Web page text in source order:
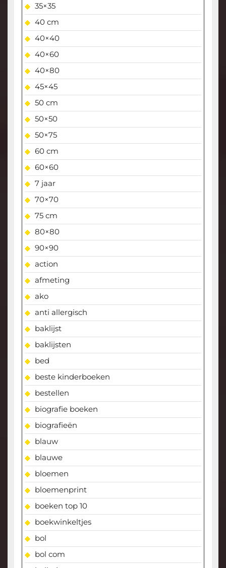
35×35
40 cm
40×40
40×60
40×80
45×45
50 cm
50×50
50×75
60 cm
60×60
7 jaar
70×70
75 cm
80×80
90×90
action
afmeting
ako
anti allergisch
baklijst
baklijsten
bed
beste kinderboeken
bestellen
biografie boeken
biografieën
blauw
blauwe
bloemen
bloemenprint
boeken top 10
boekwinkeltjes
bol
bol com